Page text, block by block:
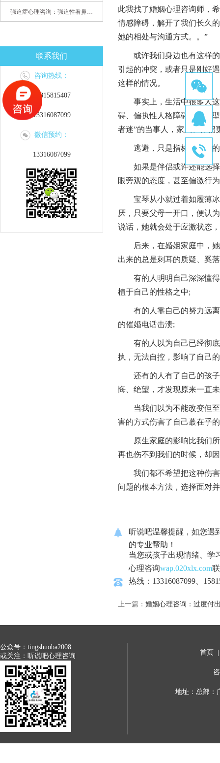
强迫症心理咨询：强迫性看鼻尖，害我无法学习
联系我们
咨询热线：
15815815407
13316087099
微信预约：
13316087099
此我找了婚姻心理咨询师，
情感障碍，解开了我们长久
她的相处与沟通方式。。”
或许我们身边也有这样的
引起的冲突，或者只是刚好
这样的情况。
事实上，生活中很多人这
碍、偏执性人格障碍、自恋
者迷”的当事人，家人、伴侣
逃避，只是指标不治本的
如果是伴侣或许还能选择
眼旁观的态度，甚至偏激行
宝琴从小就过着如履薄冰
厌，只要父母一开口，便认
说话，她就会处于应激状态
后来，在婚姻家庭中，她
出来的总是刺耳的质疑、奚
有的人明明自己深深懂得
植于自己的性格之中;
有的人靠自己的努力远离
的催婚电话击溃;
有的人以为自己已经彻底
执，无法自控，影响了自己
还有的人有了自己的孩子
悔、绝望，才发现原来一直
当我们以为不能改变但至
害的方式伤害了自己蕞在乎
原生家庭的影响比我们所
再也伤不到我们的时候，却
我们都不希望把这种伤害
问题的根本方法，选择面对
听说吧温馨提醒，如您遇
的专业帮助！
当您或孩子出现情绪、学
心理咨询wap.020xlx.com
热线：13316087099、
上一篇： 婚姻心理咨询：过度付
公众号：tingshuoba2008
或关注：听说吧心理咨询
首页
地址：总部：